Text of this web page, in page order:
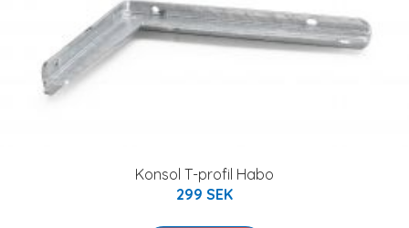
Konsol T-profil Habo
299 SEK